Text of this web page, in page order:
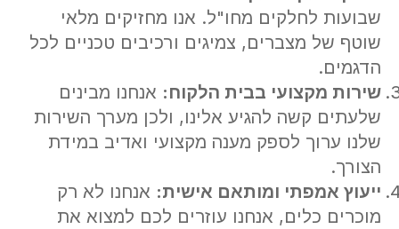
שבועות לחלקים מחו"ל. אנו מחזיקים מלאי
שוטף של מצברים, צמיגים ורכיבים טכניים לכל
הדגמים.
שירות מקצועי בבית הלקוח: אנחנו מבינים
שלעתים קשה להגיע אלינו, ולכן מערך השירות
שלנו ערוך לספק מענה מקצועי ואדיב במידת
הצורך.
ייעוץ אמפתי ומותאם אישית: אנחנו לא רק
מוכרים כלים, אנחנו עוזרים לכם למצוא את